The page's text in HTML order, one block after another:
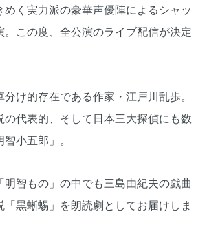
く実力派の豪華声優陣によるシャッ
。この度、全公演のライブ配信が決定
け的存在である作家・江戸川乱歩。
の代表的、そして日本三大探偵にも数
小五郎」。
智もの」の中でも三島由紀夫の戯曲
黒蜥蜴」を朗読劇としてお届けしま